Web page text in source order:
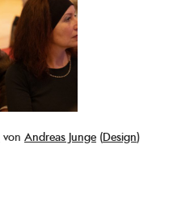
von Andreas Junge (Design)